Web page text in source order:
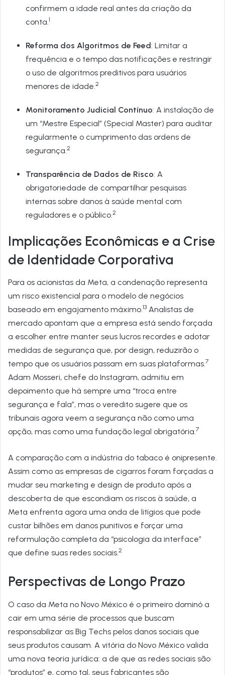
confirmem a idade real antes da criação da
conta. 1
Reforma dos Algoritmos de Feed: Limitar a
frequência e o tempo das notificações e restringir
o uso de algoritmos preditivos para usuários
menores de idade. 2
Monitoramento Judicial Contínuo: A instalação de
um “Mestre Especial” (Special Master) para auditar
regularmente o cumprimento das ordens de
segurança. 2
Transparência de Dados de Risco: A
obrigatoriedade de compartilhar pesquisas
internas sobre danos à saúde mental com
reguladores e o público. 2
Implicações Econômicas e a Crise
de Identidade Corporativa
Para os acionistas da Meta, a condenação representa
um risco existencial para o modelo de negócios
baseado em engajamento máximo.13 Analistas de
mercado apontam que a empresa está sendo forçada
a escolher entre manter seus lucros recordes e adotar
medidas de segurança que, por design, reduzirão o
tempo que os usuários passam em suas plataformas.7
Adam Mosseri, chefe do Instagram, admitiu em
depoimento que há sempre uma “troca entre
segurança e fala”, mas o veredito sugere que os
tribunais agora veem a segurança não como uma
opção, mas como uma fundação legal obrigatória.7
A comparação com a indústria do tabaco é onipresente.
Assim como as empresas de cigarros foram forçadas a
mudar seu marketing e design de produto após a
descoberta de que escondiam os riscos à saúde, a
Meta enfrenta agora uma onda de litígios que pode
custar bilhões em danos punitivos e forçar uma
reformulação completa da “psicologia da interface”
que define suas redes sociais.2
Perspectivas de Longo Prazo
O caso da Meta no Novo México é o primeiro dominó a
cair em uma série de processos que buscam
responsabilizar as Big Techs pelos danos sociais que
seus produtos causam. A vitória do Novo México valida
uma nova teoria jurídica: a de que as redes sociais são
“produtos” e, como tal, seus fabricantes são